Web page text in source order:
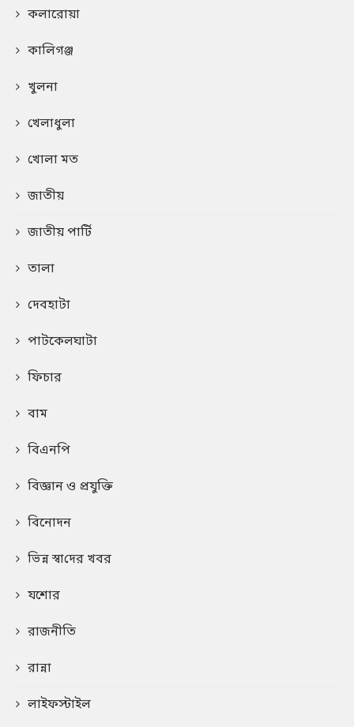
কলারোয়া
কালিগঞ্জ
খুলনা
খেলাধুলা
খোলা মত
জাতীয়
জাতীয় পার্টি
তালা
দেবহাটা
পাটকেলঘাটা
ফিচার
বাম
বিএনপি
বিজ্ঞান ও প্রযুক্তি
বিনোদন
ভিন্ন স্বা‌দের খবর
যশোর
রাজনীতি
রান্না
লাইফস্টাইল